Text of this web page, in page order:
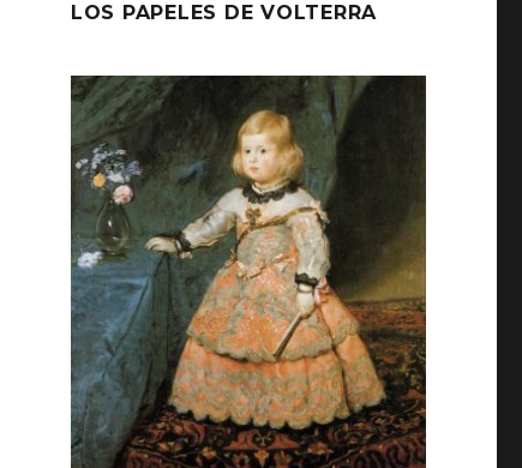
LOS PAPELES DE VOLTERRA